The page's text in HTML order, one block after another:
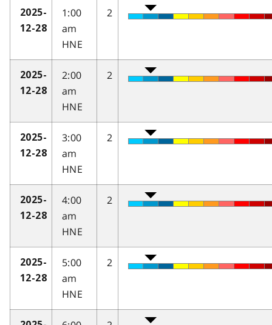
2025-
12-28
1:00
am
HNE
2
2025-
12-28
2:00
am
HNE
2
2025-
12-28
3:00
am
HNE
2
2025-
12-28
4:00
am
HNE
2
2025-
12-28
5:00
am
HNE
2